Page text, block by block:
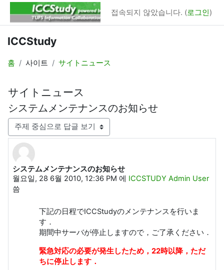
메인 콘텐츠로 건너뛰기
접속되지 않았습니다. (로그인)
ICCStudy
홈 사이트 サイトニュース
サイトニュース
システムメンテナンスのお知らせ
표시 모드
システムメンテナンスのお知らせ
월요일, 28 6월 2010, 12:36 PM 에 ICCSTUDY Admin User
씀
Number of replies: 0
下記の日程でICCStudyのメンテナンスを行いま
す．
期間中サーバが停止しますので，ご了承ください．
緊急対応の必要が発生したため，22時以降，ただ
ちに停止します．